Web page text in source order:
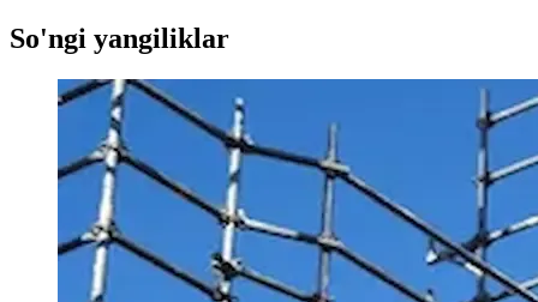
So'ngi yangiliklar